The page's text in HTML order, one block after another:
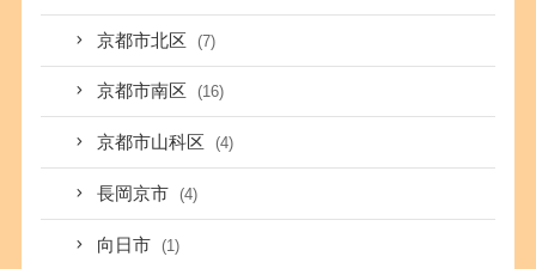
京都市北区 (7)
京都市南区 (16)
京都市山科区 (4)
長岡京市 (4)
向日市 (1)